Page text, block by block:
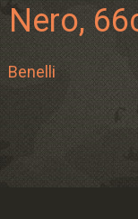
Nero,
Benelli